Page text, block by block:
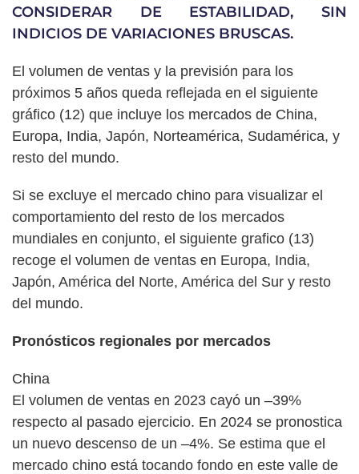
CONSIDERAR DE ESTABILIDAD, SIN
INDICIOS DE VARIACIONES BRUSCAS.
El volumen de ventas y la previsión para los
próximos 5 años queda reflejada en el siguiente
gráfico (12) que incluye los mercados de China,
Europa, India, Japón, Norteamérica, Sudamérica, y
resto del mundo.
Si se excluye el mercado chino para visualizar el
comportamiento del resto de los mercados
mundiales en conjunto, el siguiente grafico (13)
recoge el volumen de ventas en Europa, India,
Japón, América del Norte, América del Sur y resto
del mundo.
Pronósticos regionales por mercados
China
El volumen de ventas en 2023 cayó un –39%
respecto al pasado ejercicio. En 2024 se pronostica
un nuevo descenso de un –4%. Se estima que el
mercado chino está tocando fondo en este valle de